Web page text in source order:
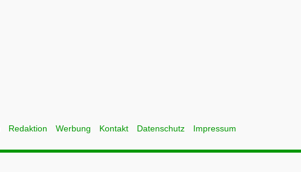
Redaktion Werbung Kontakt Datenschutz Impressum